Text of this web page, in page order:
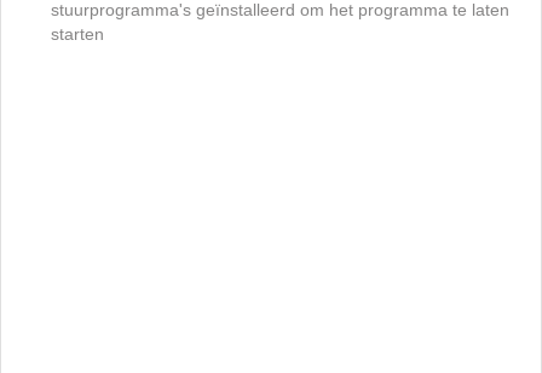
stuurprogramma's geïnstalleerd om het programma te laten
starten